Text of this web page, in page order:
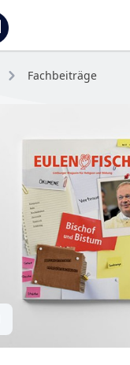
Fachbeiträge